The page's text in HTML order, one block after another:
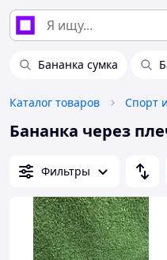
Бананка сумка
Каталог товаров Спорт
Бананка через
Фильтры